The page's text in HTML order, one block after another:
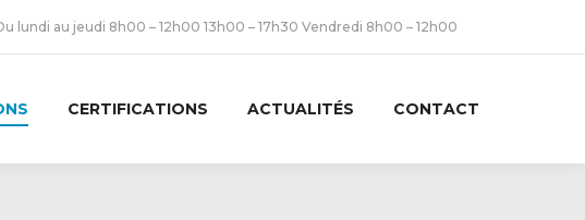
lundi au jeudi 8h00 – 12h00 13h00 – 17h30 Vendredi 8h00 – 12h00
CERTIFICATIONS ACTUALITÉS CONTACT